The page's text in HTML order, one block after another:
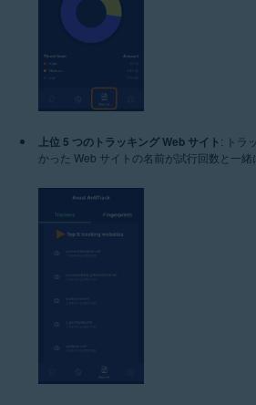
上位 5 つのトラッキング Web サイト: トラ
かった Web サイトの名前が試行回数と一緒